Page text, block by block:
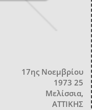
17ης Νοεμβρίου
1973 25
Μελίσσια,
ΑΤΤΙΚΗΣ